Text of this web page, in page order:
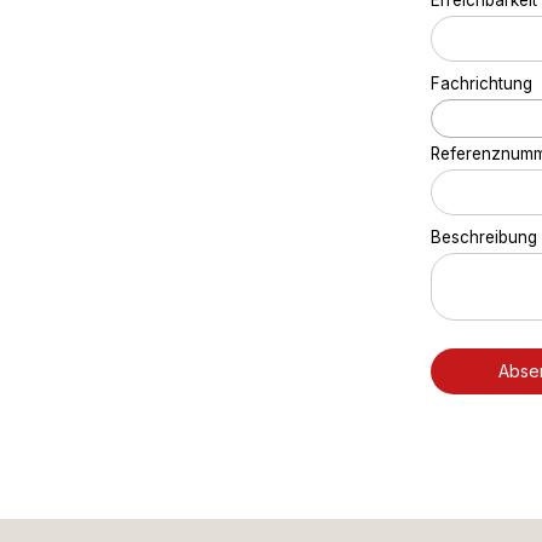
Fachrichtung
Beschreibung